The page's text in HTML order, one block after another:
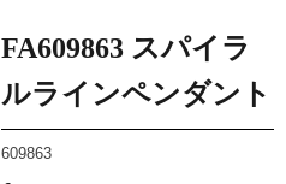
FA609863 スパイラ
ルラインペンダント
609863